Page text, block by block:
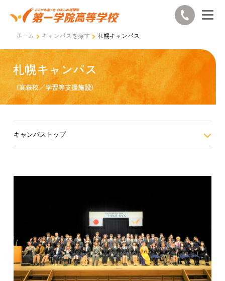
ホーム キャンパスを探す 札幌キャンパス
札幌キャンパス
（高萩校／学習等支援施設）
キャンパストップ